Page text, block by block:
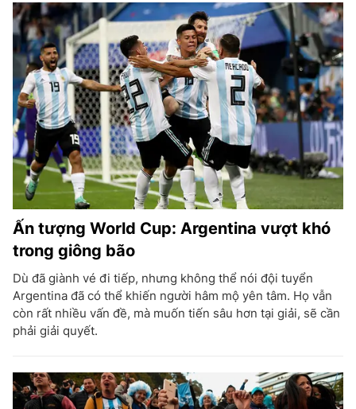
Ấn tượng World Cup: Argentina vượt khó
trong giông bão
Dù đã giành vé đi tiếp, nhưng không thể nói đội tuyển
Argentina đã có thể khiến người hâm mộ yên tâm. Họ vẫn
còn rất nhiều vấn đề, mà muốn tiến sâu hơn tại giải, sẽ cần
phải giải quyết.